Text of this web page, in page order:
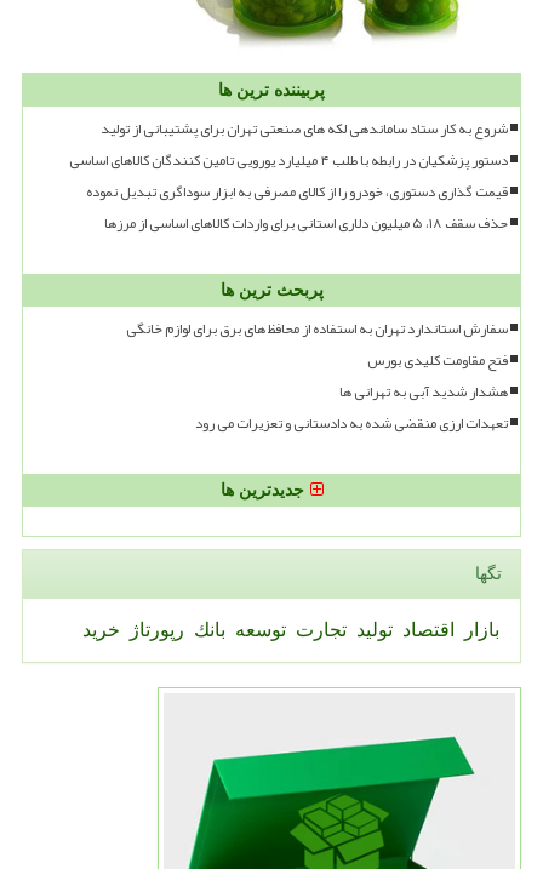
پربیننده ترین ها
شروع به کار ستاد ساماندهی لکه های صنعتی تهران برای پشتیبانی از تولید
دستور پزشکیان در رابطه با طلب ۴ میلیارد یورویی تامین کنندگان کالاهای اساسی
قیمت گذاری دستوری، خودرو را از کالای مصرفی به ابزار سوداگری تبدیل نموده
حذف سقف ۱۸، ۵ میلیون دلاری استانی برای واردات کالاهای اساسی از مرزها
پربحث ترین ها
سفارش استاندارد تهران به استفاده از محافظ های برق برای لوازم خانگی
فتح مقاومت کلیدی بورس
هشدار شدید آبی به تهرانی ها
تعهدات ارزی منقضی شده به دادستانی و تعزیرات می رود
جدیدترین ها
تگها
بازار اقتصاد تولید تجارت توسعه بانك رپورتاژ خرید